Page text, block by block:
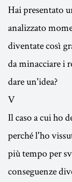
Hai presentato
analizzato
diventate così
da minacciare i
dare un'idea?
V
Il caso a cui ho
perché l'ho
più tempo per
conseguenze